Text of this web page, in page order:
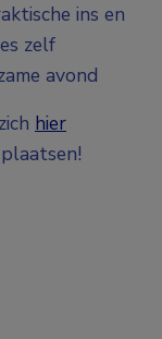
ins en
zelf
avond
hier